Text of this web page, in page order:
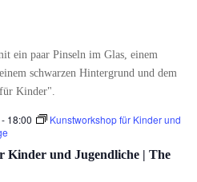
Kinder und Jugendliche | The
- 18:00
Kunstworkshop für Kinder und